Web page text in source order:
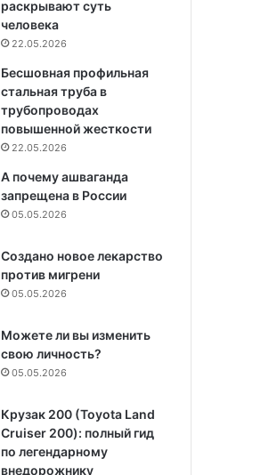
раскрывают суть
человека
22.05.2026
Бесшовная профильная
стальная труба в
трубопроводах
повышенной жесткости
22.05.2026
А почему ашваганда
запрещена в России
05.05.2026
Создано новое лекарство
против мигрени
05.05.2026
Можете ли вы изменить
свою личность?
05.05.2026
Крузак 200 (Toyota Land
Cruiser 200): полный гид
по легендарному
внедорожнику